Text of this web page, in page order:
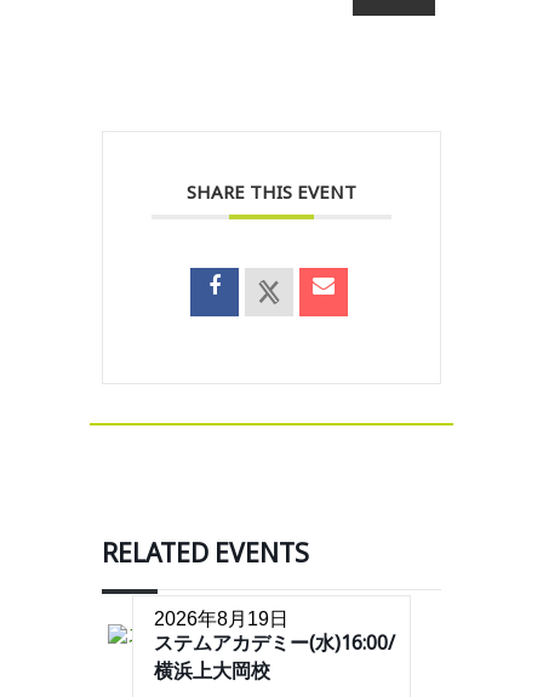
SHARE THIS EVENT
RELATED EVENTS
2026年8月19日
ステムアカデミー(水)16:00/
横浜上大岡校